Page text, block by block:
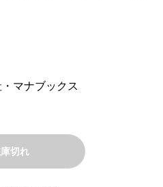
マナブックス
切れ